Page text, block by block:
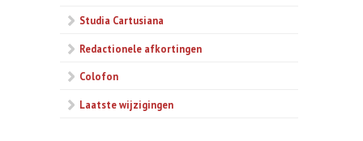
Studia Cartusiana
Redactionele afkortingen
Colofon
Laatste wijzigingen